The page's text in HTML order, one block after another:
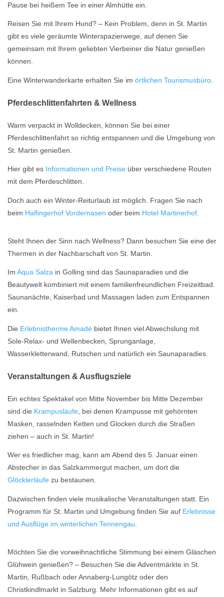
Pause bei heißem Tee in einer Almhütte ein.
Reisen Sie mit Ihrem Hund? – Kein Problem, denn in St. Martin
gibt es viele geräumte Winterspazierwege, auf denen Sie
gemeinsam mit Ihrem geliebten Vierbeiner die Natur genießen
können.
Eine Winterwanderkarte erhalten Sie im örtlichen Tourismusbüro
Pferdeschlittenfahrten & Wellness
Warm verpackt in Wolldecken, können Sie bei einer
Pferdeschlittenfahrt so richtig entspannen und die Umgebung von
St. Martin genießen.
Hier gibt es Informationen und Preise über verschiedene Routen
mit dem Pferdeschlitten.
Doch auch ein Winter-Reiturlaub ist möglich. Fragen Sie nach
beim Haflingerhof Vordernasen oder beim Hotel Martinerhof
Steht Ihnen der Sinn nach Wellness? Dann besuchen Sie eine der
Thermen in der Nachbarschaft von St. Martin.
Im Aqua Salza in Golling sind das Saunaparadies und die
Beautywelt kombiniert mit einem familienfreundlichen Freizeitbad.
Saunanächte, Kaiserbad und Massagen laden zum Entspannen
ein.
Die Erlebnistherme Amadé bietet Ihnen viel Abwechslung mit
Sole-Relax- und Wellenbecken, Sprunganlage,
Wasserkletterwand, Rutschen und natürlich ein Saunaparadies.
Veranstaltungen & Ausflugsziele
Ein echtes Spektakel von Mitte November bis Mitte Dezember
sind die Krampusläufe , bei denen Krampusse mit gehörnten
Masken, rasselnden Ketten und Glocken durch die Straßen
ziehen – auch in St. Martin!
Wer es friedlicher mag, kann am Abend des 5. Januar einen
Abstecher in das Salzkammergut machen, um dort die
Glöcklerläufe zu bestaunen.
Dazwischen finden viele musikalische Veranstaltungen statt. Ein
Programm für St. Martin und Umgebung finden Sie auf Erlebnisse
und Ausflüge im winterlichen Tennengau
Möchten Sie die vorweihnachtliche Stimmung bei einem Gläschen
Glühwein genießen? – Besuchen Sie die Adventmärkte in St.
Martin, Rußbach oder Annaberg-Lungötz oder den
Christkindlmarkt in Salzburg. Mehr Informationen gibt es auf